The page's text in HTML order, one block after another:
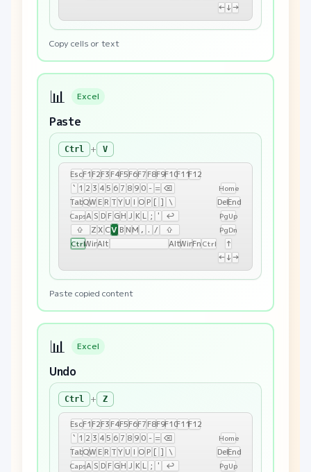
←↓→
Copy cells or text
📊 Excel
Paste
Ctrl + V
EscF1F2F3F4F5F6F7F8F9F10F11F12
` 1 2 3 45 6 7 8 9 0 - = ⌫
TabQWE R T Y U I OP [ ] \
CapsA S D F GH J K L ; '
↩
⇧
Z X CVB NM , . / ⇧
CtrlWinAlt AltWinFn Ctrl
Home
DelEnd
PgUp
PgDn
↑
←↓→
Paste copied content
📊 Excel
Undo
Ctrl + Z
EscF1F2F3F4F5F6F7F8F9F10F11F12
` 1 2 3 45 6 7 8 9 0 - = ⌫
TabQWE R T Y U I OP [ ] \
CapsA S D F GH J K L ; '
↩
Home
DelEnd
PgUp